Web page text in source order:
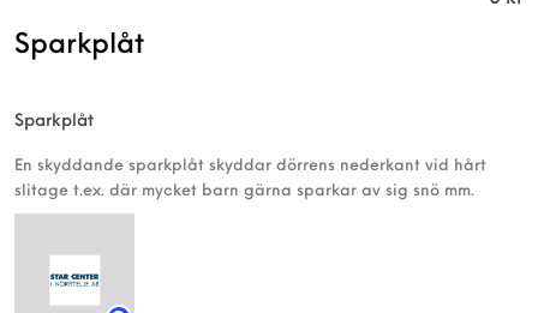
Sparkplåt
Sparkplåt
En skyddande sparkplåt skyddar dörrens nederkant vid hårt
slitage t.ex. där mycket barn gärna sparkar av sig snö mm.